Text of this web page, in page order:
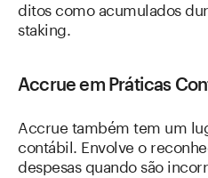
ditos como acumulados
staking.
Accrue em Práticas
Accrue também tem um
contábil. Envolve o
despesas quando são